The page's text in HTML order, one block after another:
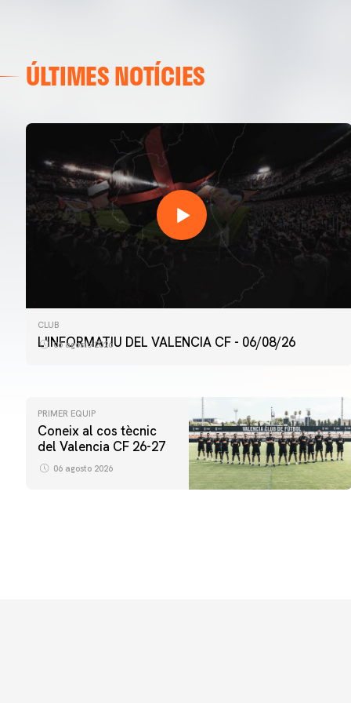
ÚLTIMES NOTÍCIES
CLUB
L'INFORMATIU DEL VALENCIA CF - 06/08/26
06 agosto 2026
PRIMER EQUIP
Coneix al cos tècnic
del Valencia CF 26-27
06 agosto 2026